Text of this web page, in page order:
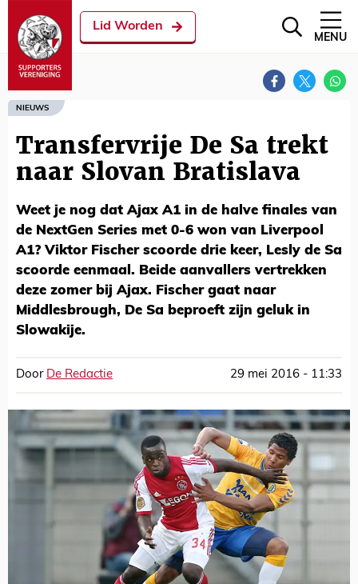
Lid Worden
MENU
NIEUWS
Transfervrije De Sa trekt
naar Slovan Bratislava
Weet je nog dat Ajax A1 in de halve finales van
de NextGen Series met 0-6 won van Liverpool
A1? Viktor Fischer scoorde drie keer, Lesly de Sa
scoorde eenmaal. Beide aanvallers vertrekken
deze zomer bij Ajax. Fischer gaat naar
Middlesbrough, De Sa beproeft zijn geluk in
Slowakije.
Door De Redactie 29 mei 2016 - 11:33